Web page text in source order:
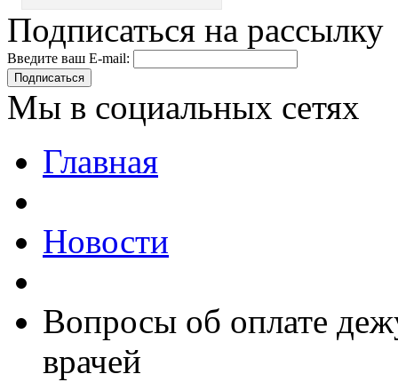
Подписаться на рассылку
Введите ваш E-mail:
Подписаться
Мы в социальных сетях
Главная
Новости
Вопросы об оплате
врачей